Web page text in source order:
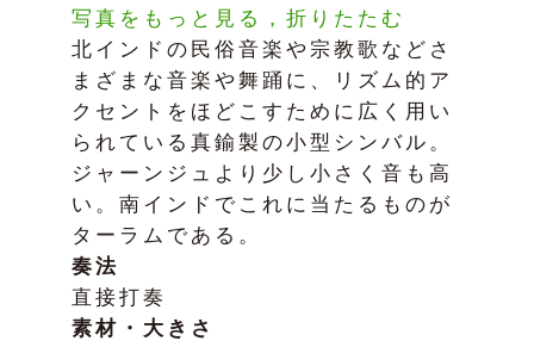
写真をもっと見る，折りたたむ
北インドの民俗音楽や宗教歌などさ
まざまな音楽や舞踊に、リズム的ア
クセントをほどこすために広く用い
られている真鍮製の小型シンバル。
ジャーンジュより少し小さく音も高
い。南インドでこれに当たるものが
ターラムである。
奏法
直接打奏
素材・大きさ